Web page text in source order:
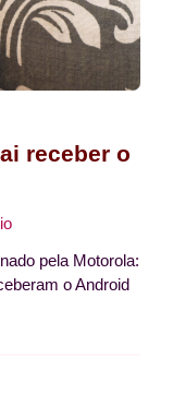
receber o
pela Motorola:
o Android